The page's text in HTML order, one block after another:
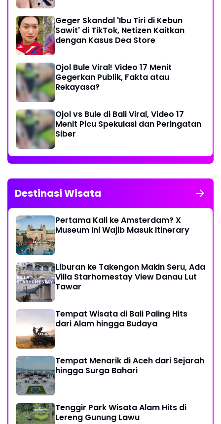
Geger Skandal 'Ibu Tiri di Kebun
Sawit' di TikTok, Netizen Kaitkan
dengan Kasus Dea Store
Ojol Bule Viral! Video 17 Menit
Gegerkan Publik, Fakta atau
Rekayasa?
Ojol vs Bule di Bali Viral, Video 17
Menit Picu Spekulasi dan Peringatan
Siber
Destinasi Wisata
Pertama Kali ke Amsterdam? X
Museum Ini Wajib Masuk Itinerary
Liburan ke Takengon Makin Seru, Ada
Villa Starhomestay View Danau Lut
Tawar
Tempat Wisata di Bali Paling Hits
dari Alam hingga Budaya
Tempat Menarik di Aceh dari Sejarah
hingga Surga Bahari
Tenggir Park Wisata Alam Hits di
Lereng Gunung Lawu